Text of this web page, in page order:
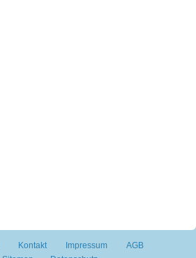
Kontakt Impressum
AGB